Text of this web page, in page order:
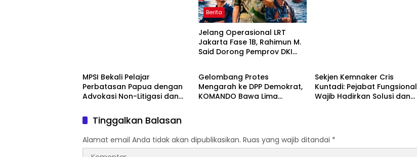
Berita
Jelang Operasional LRT
Jakarta Fase 1B, Rahimun M.
Said Dorong Pemprov DKI
MPSI Bekali Pelajar
Perbatasan Papua dengan
Advokasi Non-Litigasi dan
Berita
Gelombang Protes
Mengarah ke DPP Demokrat,
KOMANDO Bawa Lima
Sekjen Kemnaker Cris
Kuntadi: Pejabat Fungsional
Wajib Hadirkan Solusi dan
Tinggalkan Balasan
Alamat email Anda tidak akan dipublikasikan. Ruas yang wajib ditandai *